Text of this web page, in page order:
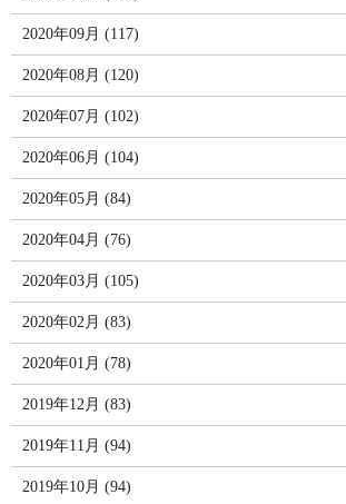
2020年09月 (117)
2020年08月 (120)
2020年07月 (102)
2020年06月 (104)
2020年05月 (84)
2020年04月 (76)
2020年03月 (105)
2020年02月 (83)
2020年01月 (78)
2019年12月 (83)
2019年11月 (94)
2019年10月 (94)